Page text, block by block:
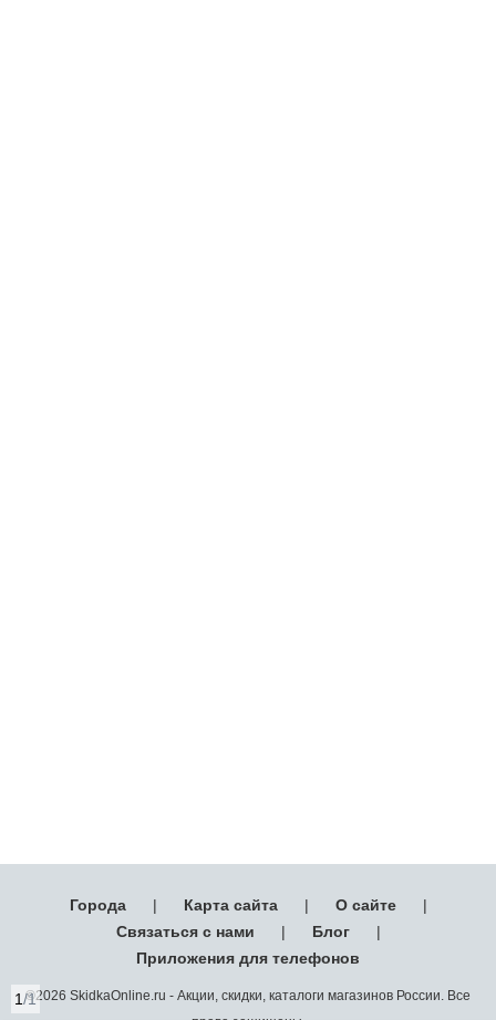
1/1
Города | Карта сайта | О сайте
|
Связаться с нами
| Блог
|
Приложения для телефонов
©2026 SkidkaOnline.ru - Акции, скидки, каталоги магазинов России. Все